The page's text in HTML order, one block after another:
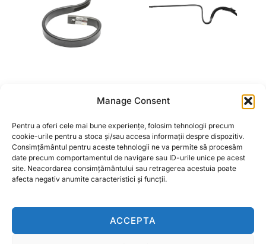
Manage Consent
Pentru a oferi cele mai bune experiențe, folosim tehnologii precum
cookie-urile pentru a stoca și/sau accesa informații despre dispozitiv.
Consimțământul pentru aceste tehnologii ne va permite să procesăm
date precum comportamentul de navigare sau ID-urile unice pe acest
site. Neacordarea consimțământului sau retragerea acestuia poate
afecta negativ anumite caracteristici și funcții.
ACCEPTA
32X10X360
47,45 lei
CITEȘTE MAI MULT
CU SAGEATA
86,85lei
CITEȘTE MAI MULT